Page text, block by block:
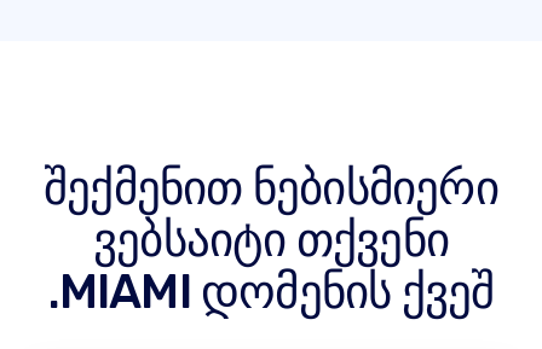
შექმენით ნებისმიერი
ვებსაიტი თქვენი
.MIAMI დომენის ქვეშ